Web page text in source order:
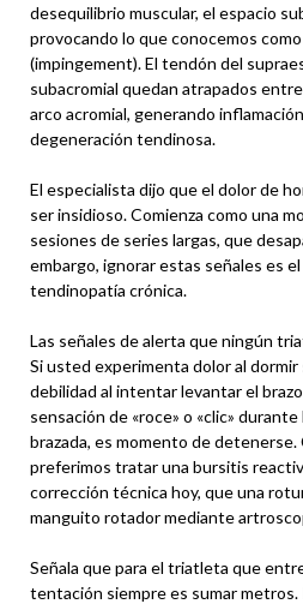
desequilibrio muscular, el espacio
provocando lo que conocemos
(impingement). El tendón del
subacromial quedan atrapados
arco acromial, generando
degeneración tendinosa.
El especialista dijo que el dolor de
ser insidioso. Comienza como una
sesiones de series largas, que
embargo, ignorar estas señales es
tendinopatía crónica.
Las señales de alerta que ningún
Si usted experimenta dolor al
debilidad al intentar levantar el
sensación de «roce» o «clic»
brazada, es momento de detenerse.
preferimos tratar una bursitis
corrección técnica hoy, que una
manguito rotador mediante
Señala que para el triatleta que
tentación siempre es sumar metros.